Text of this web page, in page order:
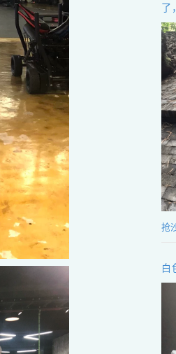
了
抢
白